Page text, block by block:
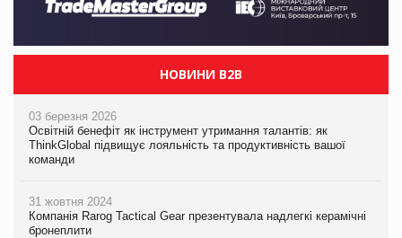
НОВИНИ B2B
03 березня 2026
Освітній бенефіт як інструмент утримання талантів: як
ThinkGlobal підвищує лояльність та продуктивність вашої
команди
31 жовтня 2024
Компанія Rarog Tactical Gear презентувала надлегкі керамічні
бронеплити